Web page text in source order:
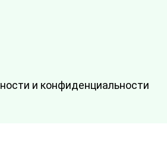
и конфиденциальности